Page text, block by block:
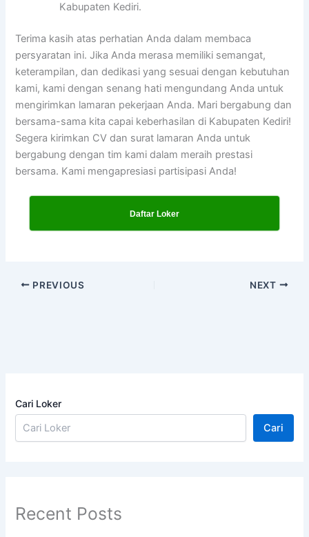
Kabupaten Kediri.
Terima kasih atas perhatian Anda dalam membaca
persyaratan ini. Jika Anda merasa memiliki semangat,
keterampilan, dan dedikasi yang sesuai dengan kebutuhan
kami, kami dengan senang hati mengundang Anda untuk
mengirimkan lamaran pekerjaan Anda. Mari bergabung dan
bersama-sama kita capai keberhasilan di Kabupaten Kediri!
Segera kirimkan CV dan surat lamaran Anda untuk
bergabung dengan tim kami dalam meraih prestasi
bersama. Kami mengapresiasi partisipasi Anda!
Daftar Loker
PREVIOUS NEXT
Cari Loker
Cari
Recent Posts